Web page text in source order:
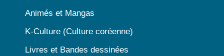
Animés et Mangas
K-Culture (Culture coréenne)
Livres et Bandes dessinées